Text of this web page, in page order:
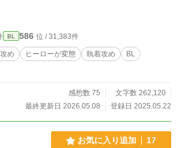
ると、あいつは絶対に見つけ出して、にこやかに
部にも何故か愛されてるお話。 ※他サイトでも掲載しています。
BL 586 位 / 31,383件
め ヒーローが変態 執着攻め
BL
感想数 75
文字数 262,120
最終更新日 2026.05.08
登録日 2025.05.22
お気に入り追加 17